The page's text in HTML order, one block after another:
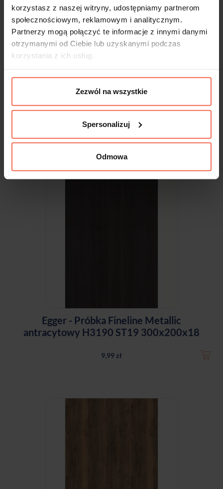
korzystasz z naszej witryny, udostępniamy partnerom
społecznościowym, reklamowym i analitycznym.
Partnerzy mogą połączyć te informacje z innymi danymi
otrzymanymi od Ciebie lub uzyskanymi podczas
korzystania z ich usług.
Zezwól na wszystkie
Spersonalizuj
Odmowa
Egger - Próbka Jesion Navarra H1250
ST36 300x200x18
Egger - Próbka Fineline Metallic
antracytowy H3190 ST19 300x200x18
9,99 zł